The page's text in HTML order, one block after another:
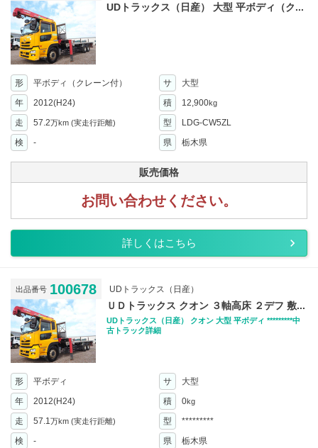
UDトラックス（日産） 大型 平ボディ（ク...
形 平ボディ（クレーン付） サ
大型
年
2012(H24) 積 12,900kg
走 57.2万km (実走行距離) 型
LDG-CW5ZL
検
- 県 栃木県
販売価格
お問い合わせください。
詳しくはこちら
出品番号 100678 UDトラックス（日産）
ＵＤトラックス クオン ３軸高床 ２デフ 敷...
UDトラックス（日産） クオン 大型 平ボディ *********中
古トラック詳細
形 平ボディ サ
大型
年
2012(H24) 積 0kg
走 57.1万km (実走行距離) 型
*********
検
- 県 栃木県